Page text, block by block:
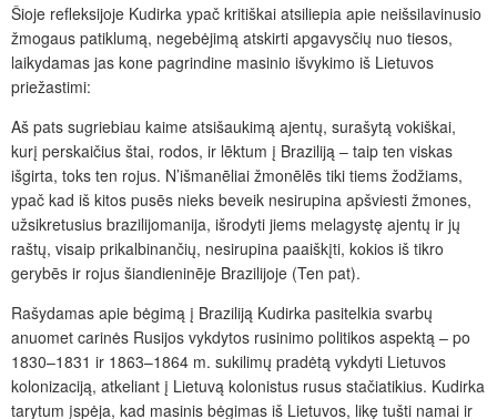
Šioje refleksijoje Kudirka ypač kritiškai atsiliepia apie neišsilavinusio
žmogaus patiklumą, negebėjimą atskirti apgavysčių nuo tiesos,
laikydamas jas kone pagrindine masinio išvykimo iš Lietuvos
priežastimi:
Aš pats sugriebiau kaime atsišaukimą ajentų, surašytą vokiškai,
kurį perskaičius štai, rodos, ir lēktum į Braziliją – taip ten viskas
išgirta, toks ten rojus. N’išmanēliai žmonēlēs tiki tiems žodžiams,
ypač kad iš kitos pusēs nieks beveik nesirupina apšviesti žmones,
užsikretusius brazilijomanija, išrodyti jiems melagystę ajentų ir jų
raštų, visaip prikalbinančių, nesirupina paaiškįti, kokios iš tikro
gerybēs ir rojus šiandieninēje Brazilijoje (Ten pat).
Rašydamas apie bėgimą į Braziliją Kudirka pasitelkia svarbų
anuomet carinės Rusijos vykdytos rusinimo politikos aspektą – po
1830–1831 ir 1863–1864 m. sukilimų pradėtą vykdyti Lietuvos
kolonizaciją, atkeliant į Lietuvą kolonistus rusus stačiatikius. Kudirka
tarytum įspėja, kad masinis bėgimas iš Lietuvos, likę tušti namai ir